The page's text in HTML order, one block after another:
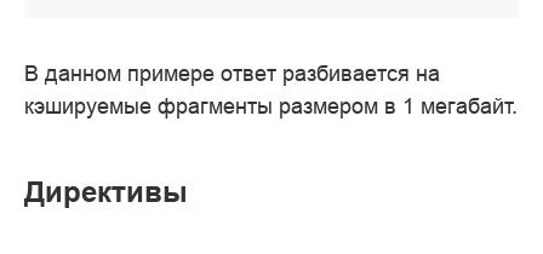
В данном примере ответ разбивается на
кэшируемые фрагменты размером в 1 мегабайт.
Директивы